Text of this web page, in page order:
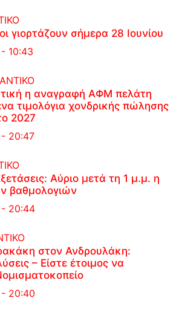
γιορτάζουν σήμερα 28 Ιουνίου
10:43
η αναγραφή ΑΦΜ πελάτη
τιμολόγια χονδρικής πώλησης
2027
- 20:47
Αύριο μετά τη 1 μ.μ. η
βαθμολογιών
- 20:44
στον Ανδρουλάκη:
– Είστε έτοιμος να
- 20:40